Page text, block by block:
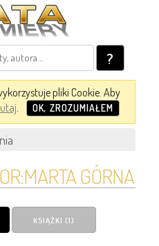
?
pliki Cookie. Aby
. OK, ZROZUMIAŁEM
GÓRNA
KSIĄŻKI (1)